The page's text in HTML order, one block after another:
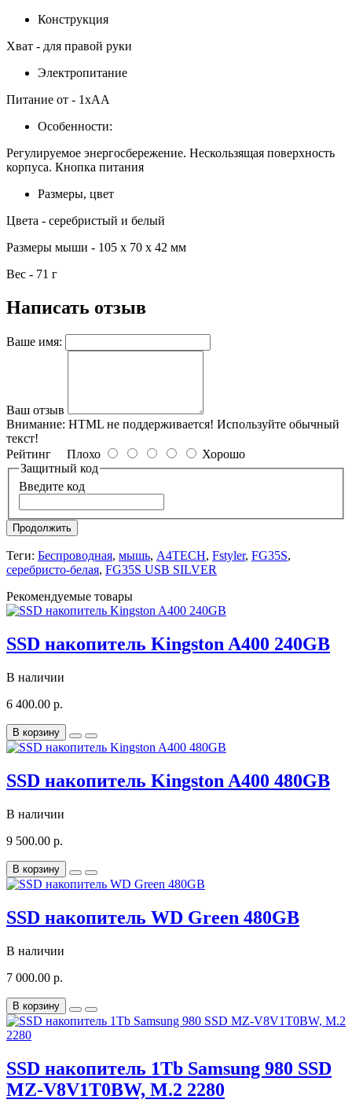
Конструкция
Хват - для правой руки
Электропитание
Питание от - 1xAA
Особенности:
Регулируемое энергосбережение. Нескользящая поверхность
корпуса. Кнопка питания
Размеры, цвет
Цвета - серебристый и белый
Размеры мыши - 105 х 70 х 42 мм
Вес - 71 г
Написать отзыв
Ваше имя:
Ваш отзыв
Внимание: HTML не поддерживается! Используйте обычный
текст!
Рейтинг Плохо
Хорошо
Защитный код
Введите код
Продолжить
Теги: Беспроводная, мышь, A4TECH, Fstyler, FG35S,
серебристо-белая, FG35S USB SILVER
Рекомендуемые товары
SSD накопитель Kingston A400 240GB
В наличии
6 400.00 р.
В корзину
SSD накопитель Kingston A400 480GB
В наличии
9 500.00 р.
В корзину
SSD накопитель WD Green 480GB
В наличии
7 000.00 р.
В корзину
SSD накопитель 1Tb Samsung 980 SSD
MZ-V8V1T0BW, M.2 2280